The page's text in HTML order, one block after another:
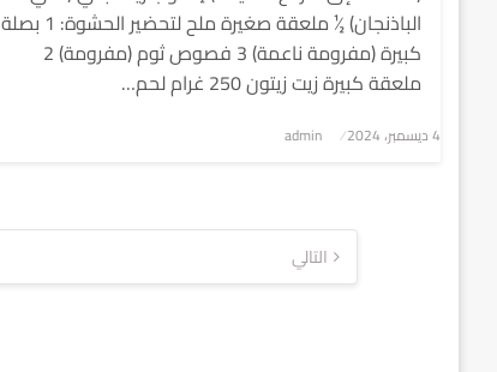
الباذنجان) ½ ملعقة صغيرة ملح لتحضير الحشوة: 1 بصلة
كبيرة (مفرومة ناعمة) 3 فصوص ثوم (مفرومة) 2
ملعقة كبيرة زيت زيتون 250 غرام لحم…
نُشر
4 ديسمبر، 2024 admin
تعدد
صفحات
التالي